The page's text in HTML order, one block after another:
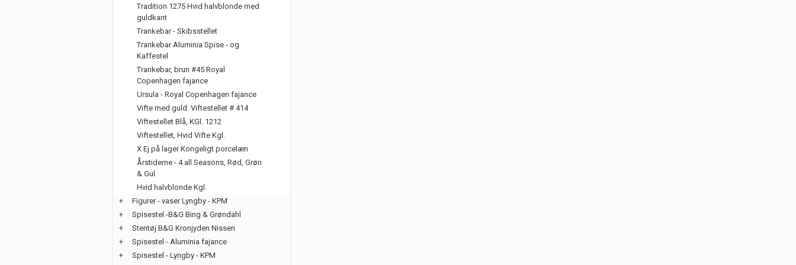
Tradition 1275 Hvid halvblonde med
guldkant
Trankebar - Skibsstellet
Trankebar Aluminia Spise - og
Kaffestel
Trankebar, brun #45 Royal
Copenhagen fajance
Ursula - Royal Copenhagen fajance
Vifte med guld. Viftestellet # 414
Viftestellet Blå, KGl. 1212
Viftestellet, Hvid Vifte Kgl.
X Ej på lager Kongeligt porcelæn
Årstiderne - 4 all Seasons, Rød, Grøn
& Gul
Hvid halvblonde Kgl.
+
Figurer - vaser Lyngby - KPM
+
Spisestel -B&G Bing & Grøndahl
+
Stentøj B&G Kronjyden Nissen
+
Spisestel - Aluminia fajance
+
Spisestel - Lyngby - KPM